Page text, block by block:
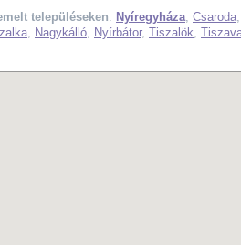
településeken: Nyíregyháza, Csaroda
, Nagykálló, Nyírbátor, Tiszalök,